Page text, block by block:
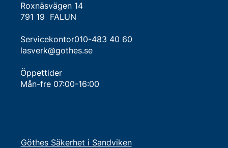
Roxnäsvägen 14
791 19 FALUN
Servicekontor010-483 40 60
lasverk@gothes.se
Öppettider
Mån-fre 07:00-16:00
Göthes Säkerhet i Sandviken